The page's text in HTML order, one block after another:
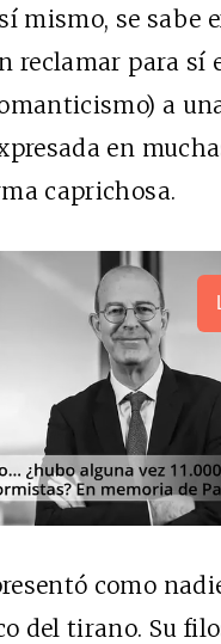
mismo, se sabe
reclamar para sí
a
en
caprichosa.
como
del tirano. Su